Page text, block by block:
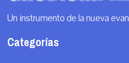
Un instrumento de la nueva
Categorías